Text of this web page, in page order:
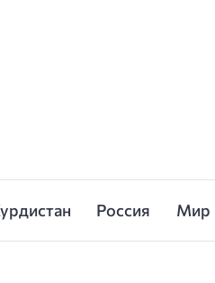
Россия Мир